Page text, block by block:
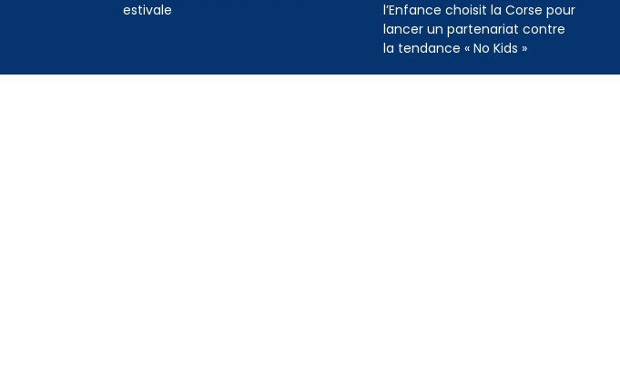
estivale
l’Enfance choisit la Corse pour
lancer un partenariat contre
la tendance « No Kids »